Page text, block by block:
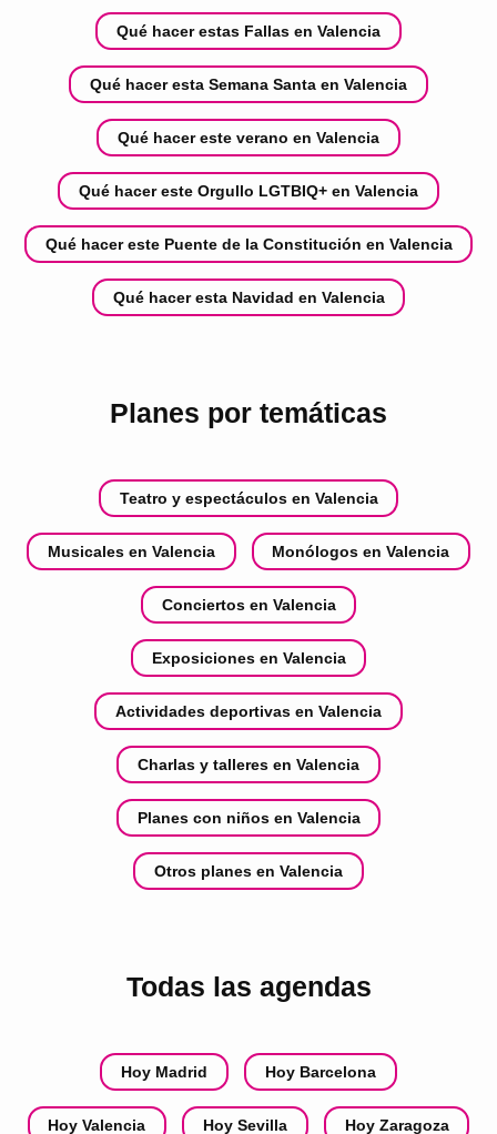
Qué hacer estas Fallas en Valencia
Qué hacer esta Semana Santa en Valencia
Qué hacer este verano en Valencia
Qué hacer este Orgullo LGTBIQ+ en Valencia
Qué hacer este Puente de la Constitución en Valencia
Qué hacer esta Navidad en Valencia
Planes por temáticas
Teatro y espectáculos en Valencia
Musicales en Valencia Monólogos en Valencia
Conciertos en Valencia
Exposiciones en Valencia
Actividades deportivas en Valencia
Charlas y talleres en Valencia
Planes con niños en Valencia
Otros planes en Valencia
Todas las agendas
Hoy Madrid Hoy Barcelona
Hoy Valencia Hoy Sevilla Hoy Zaragoza